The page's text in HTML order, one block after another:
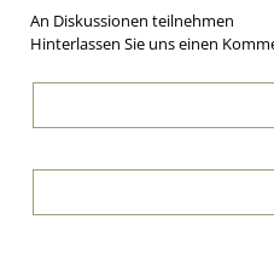
An Diskussionen teilnehmen
Hinterlassen Sie uns einen